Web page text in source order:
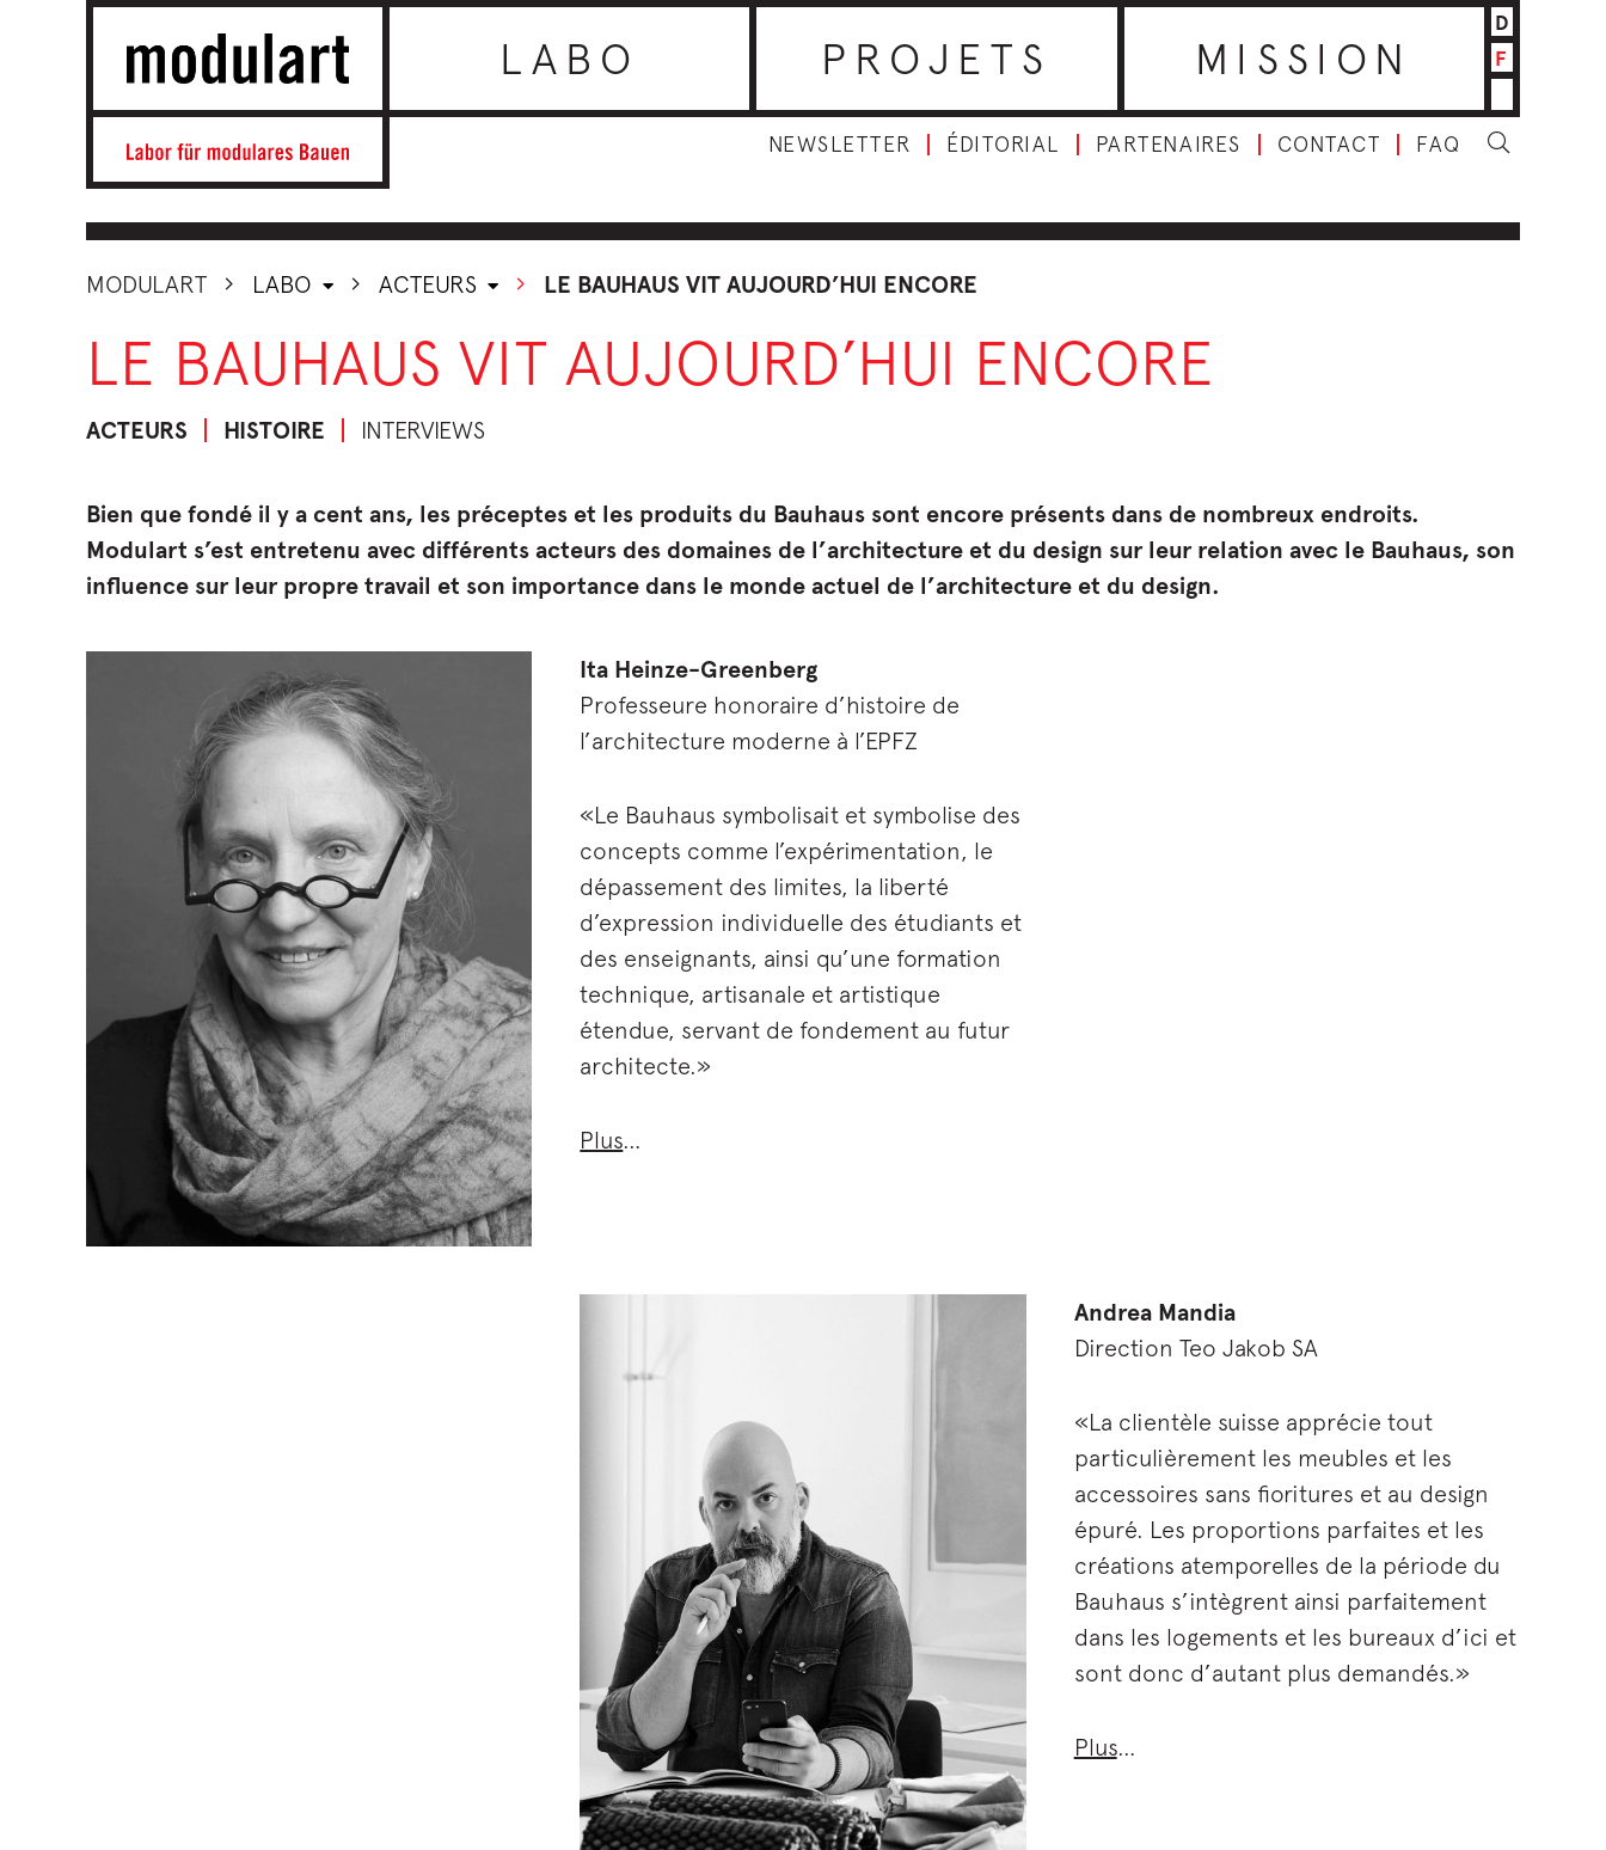
LABO PROJETS MISSION
D
F
NEWSLETTER ÉDITORIAL PARTENAIRES CONTACT FAQ
MODULART LABO ACTEURS LE BAUHAUS VIT AUJOURD’HUI ENCORE
LE BAUHAUS VIT AUJOURD’HUI ENCORE
ACTEURS HISTOIRE INTERVIEWS
Bien que fondé il y a cent ans, les préceptes et les produits du Bauhaus sont encore présents dans de nombreux endroits.
Modulart s’est entretenu avec différents acteurs des domaines de l’architecture et du design sur leur relation avec le Bauhaus, son
influence sur leur propre travail et son importance dans le monde actuel de l’architecture et du design.
Ita Heinze-Greenberg
Professeure honoraire d’histoire de
l’architecture moderne à l’EPFZ
«Le Bauhaus symbolisait et symbolise des
concepts comme l’expérimentation, le
dépassement des limites, la liberté
d’expression individuelle des étudiants et
des enseignants, ainsi qu’une formation
technique, artisanale et artistique
étendue, servant de fondement au futur
architecte.»
Plus…
Andrea Mandia
Direction Teo Jakob SA
«La clientèle suisse apprécie tout
particulièrement les meubles et les
accessoires sans fioritures et au design
épuré. Les proportions parfaites et les
créations atemporelles de la période du
Bauhaus s’intègrent ainsi parfaitement
dans les logements et les bureaux d’ici et
sont donc d’autant plus demandés.»
Plus…